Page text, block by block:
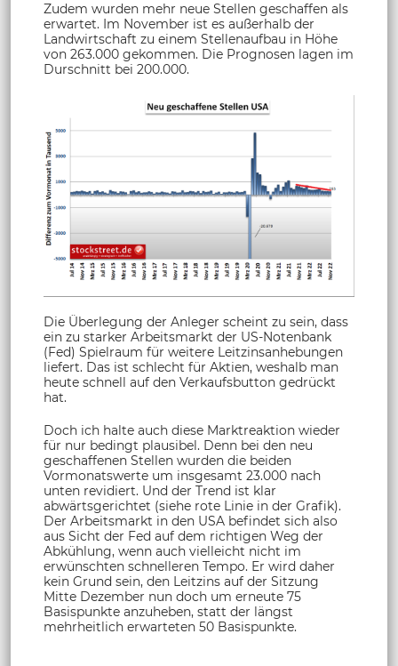
Zudem wurden mehr neue Stellen geschaffen als
erwartet. Im November ist es außerhalb der
Landwirtschaft zu einem Stellenaufbau in Höhe
von 263.000 gekommen. Die Prognosen lagen im
Durschnitt bei 200.000.
Die Überlegung der Anleger scheint zu sein, dass
ein zu starker Arbeitsmarkt der US-Notenbank
(Fed) Spielraum für weitere Leitzinsanhebungen
liefert. Das ist schlecht für Aktien, weshalb man
heute schnell auf den Verkaufsbutton gedrückt
hat.
Doch ich halte auch diese Marktreaktion wieder
für nur bedingt plausibel. Denn bei den neu
geschaffenen Stellen wurden die beiden
Vormonatswerte um insgesamt 23.000 nach
unten revidiert. Und der Trend ist klar
abwärtsgerichtet (siehe rote Linie in der Grafik).
Der Arbeitsmarkt in den USA befindet sich also
aus Sicht der Fed auf dem richtigen Weg der
Abkühlung, wenn auch vielleicht nicht im
erwünschten schnelleren Tempo. Er wird daher
kein Grund sein, den Leitzins auf der Sitzung
Mitte Dezember nun doch um erneute 75
Basispunkte anzuheben, statt der längst
mehrheitlich erwarteten 50 Basispunkte.